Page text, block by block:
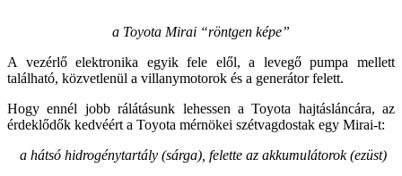
a Toyota Mirai “röntgen képe”
A vezérlő elektronika egyik fele elől, a levegő pumpa mellett
található, közvetlenül a villanymotorok és a generátor felett.
Hogy ennél jobb rálátásunk lehessen a Toyota hajtásláncára, az
érdeklődők kedvéért a Toyota mérnökei szétvagdostak egy Mirai-t:
a hátsó hidrogénytartály (sárga), felette az akkumulátorok (ezüst)